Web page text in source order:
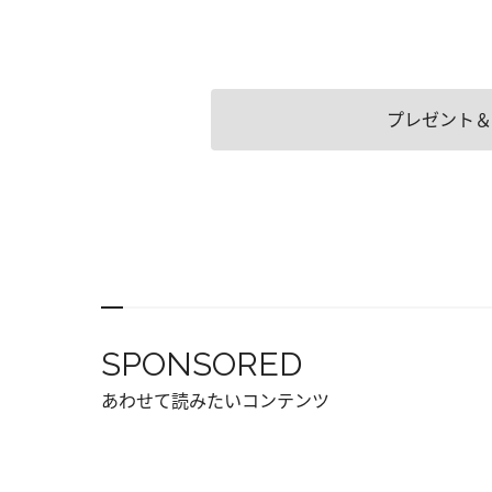
プレゼント
SPONSORED
あわせて読みたいコンテンツ